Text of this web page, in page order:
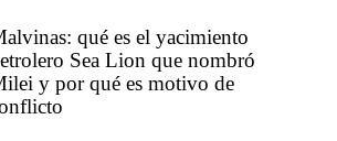
qué es el yacimiento
Sea Lion que nombró
y por qué es motivo de